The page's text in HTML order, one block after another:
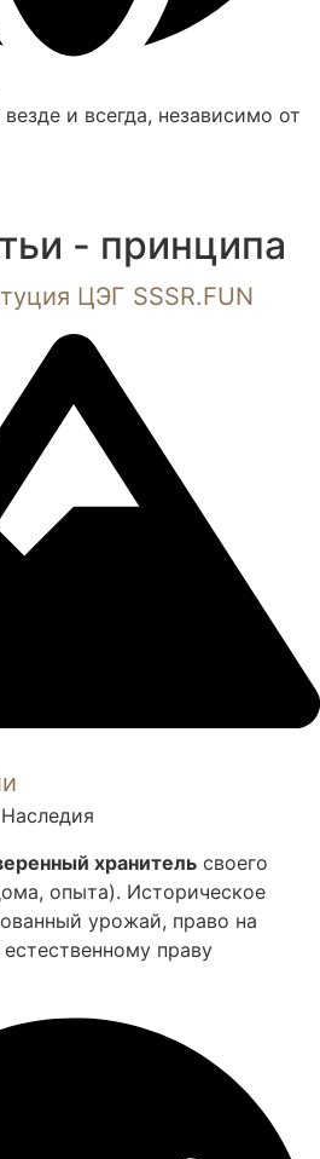
и всегда, независимо от
- принципа
ЦЭГ SSSR.FUN
хранитель своего
опыта). Историческое
урожай, право на
праву